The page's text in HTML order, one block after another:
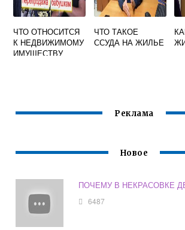
ЧТО ОТНОСИТСЯ
К НЕДВИЖИМОМУ
ИМУЩЕСТВУ
ЧТО ТАКОЕ
ССУДА НА ЖИЛЬЕ
Реклама
Новое
ПОЧЕМУ В НЕКРАСОВКЕ
6487